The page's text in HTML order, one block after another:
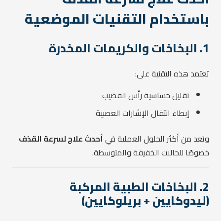
باستخدام التقنيات الموضعية
1. البخاخات والكريمات المخدرة
تعتمد هذه التقنية على:
تقليل حساسية رأس القضيب
إبطاء انتقال الإشارات العصبية
وتعد من أكثر الحلول العملية فيأحدث علاج لسرعة القذف
خصوصًا للحالات الخفيفة والمتوسطة.
2. البخاخات الطبية المركبة
(ليدوكايين + بريلوكايين)